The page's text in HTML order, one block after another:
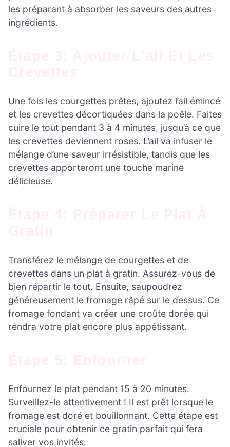
les préparant à absorber les saveurs des autres
ingrédients.
Une fois les courgettes prêtes, ajoutez l’ail émincé
et les crevettes décortiquées dans la poêle. Faites
cuire le tout pendant 3 à 4 minutes, jusqu’à ce que
les crevettes deviennent roses. L’ail va infuser le
mélange d’une saveur irrésistible, tandis que les
crevettes apporteront une touche marine
délicieuse.
Transférez le mélange de courgettes et de
crevettes dans un plat à gratin. Assurez-vous de
bien répartir le tout. Ensuite, saupoudrez
généreusement le fromage râpé sur le dessus. Ce
fromage fondant va créer une croûte dorée qui
rendra votre plat encore plus appétissant.
Enfournez le plat pendant 15 à 20 minutes.
Surveillez-le attentivement ! Il est prêt lorsque le
fromage est doré et bouillonnant. Cette étape est
cruciale pour obtenir ce gratin parfait qui fera
saliver vos invités.